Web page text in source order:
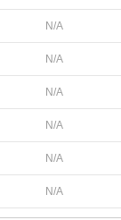
N/A
N/A
N/A
N/A
N/A
N/A